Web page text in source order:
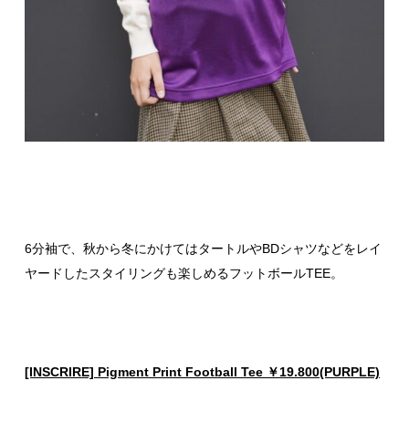
6分袖で、秋から冬にかけてはタートルやBDシャツなどをレイ
ヤードしたスタイリングも楽しめるフットボールTEE。
[INSCRIRE] Pigment Print Football Tee ￥19.800(PURPLE)